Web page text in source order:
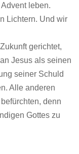
leben.
Lichtern. Und wir
gerichtet,
Jesus als seinen
seiner Schuld
Alle anderen
denn
Gottes zu